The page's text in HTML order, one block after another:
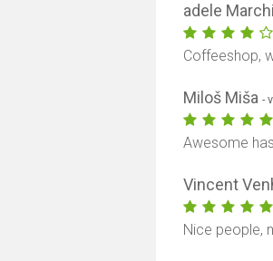
adele
Coffeeshop,
Miloš Miša-
Awesome
Vincent
Nice people,